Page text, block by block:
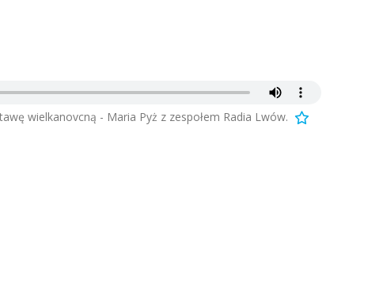
wielkanovcną - Maria Pyż z zespołem Radia Lwów.